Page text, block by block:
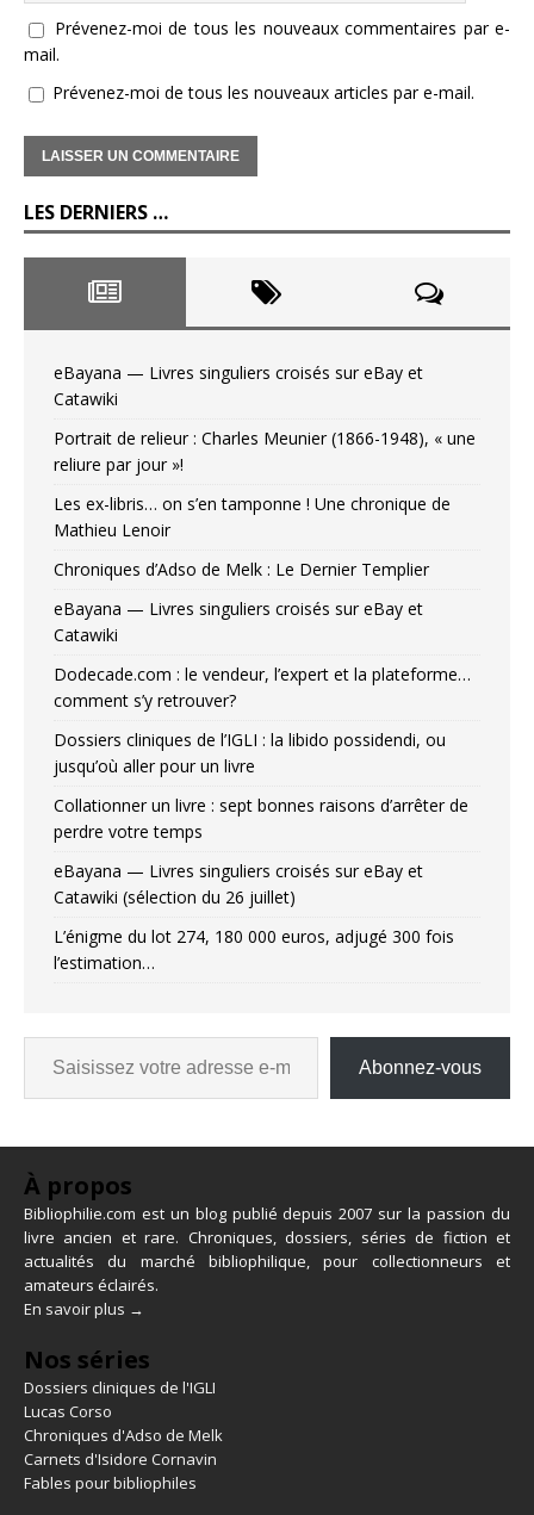
Prévenez-moi de tous les nouveaux commentaires par e-
mail.
Prévenez-moi de tous les nouveaux articles par e-mail.
LES DERNIERS …
eBayana — Livres singuliers croisés sur eBay et
Catawiki
Portrait de relieur : Charles Meunier (1866-1948), « une
reliure par jour »!
Les ex-libris… on s’en tamponne ! Une chronique de
Mathieu Lenoir
Chroniques d’Adso de Melk : Le Dernier Templier
eBayana — Livres singuliers croisés sur eBay et
Catawiki
Dodecade.com : le vendeur, l’expert et la plateforme…
comment s’y retrouver?
Dossiers cliniques de l’IGLI : la libido possidendi, ou
jusqu’où aller pour un livre
Collationner un livre : sept bonnes raisons d’arrêter de
perdre votre temps
eBayana — Livres singuliers croisés sur eBay et
Catawiki (sélection du 26 juillet)
L’énigme du lot 274, 180 000 euros, adjugé 300 fois
l’estimation…
Abonnez-vous
À propos
Bibliophilie.com est un blog publié depuis 2007 sur la passion du
livre ancien et rare. Chroniques, dossiers, séries de fiction et
actualités du marché bibliophilique, pour collectionneurs et
amateurs éclairés.
En savoir plus →
Nos séries
Dossiers cliniques de l'IGLI
Lucas Corso
Chroniques d'Adso de Melk
Carnets d'Isidore Cornavin
Fables pour bibliophiles